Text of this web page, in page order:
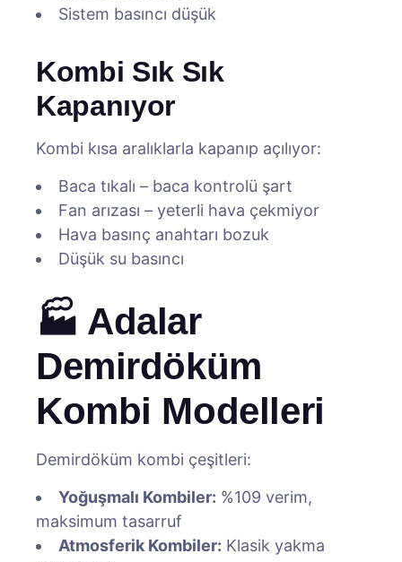
Sistem basıncı düşük
Kombi Sık Sık
Kapanıyor
Kombi kısa aralıklarla kapanıp açılıyor:
Baca tıkalı – baca kontrolü şart
Fan arızası – yeterli hava çekmiyor
Hava basınç anahtarı bozuk
Düşük su basıncı
🏭 Adalar
Demirdöküm
Kombi Modelleri
Demirdöküm kombi çeşitleri:
Yoğuşmalı Kombiler: %109 verim,
maksimum tasarruf
Atmosferik Kombiler: Klasik yakma